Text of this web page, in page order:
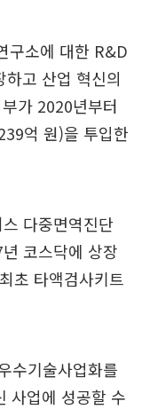
구소에 대한 R&D
고 산업 혁신의
가 2020년부터
억 원)을 투입한
다중면역진단
코스닥에 상장
초 타액검사키트
수기술사업화를
사업에 성공할 수